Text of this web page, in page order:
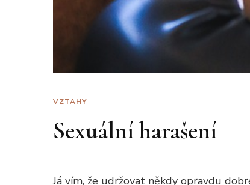
VZTAHY
Sexuální harašení
Já vím, že udržovat někdy opravdu